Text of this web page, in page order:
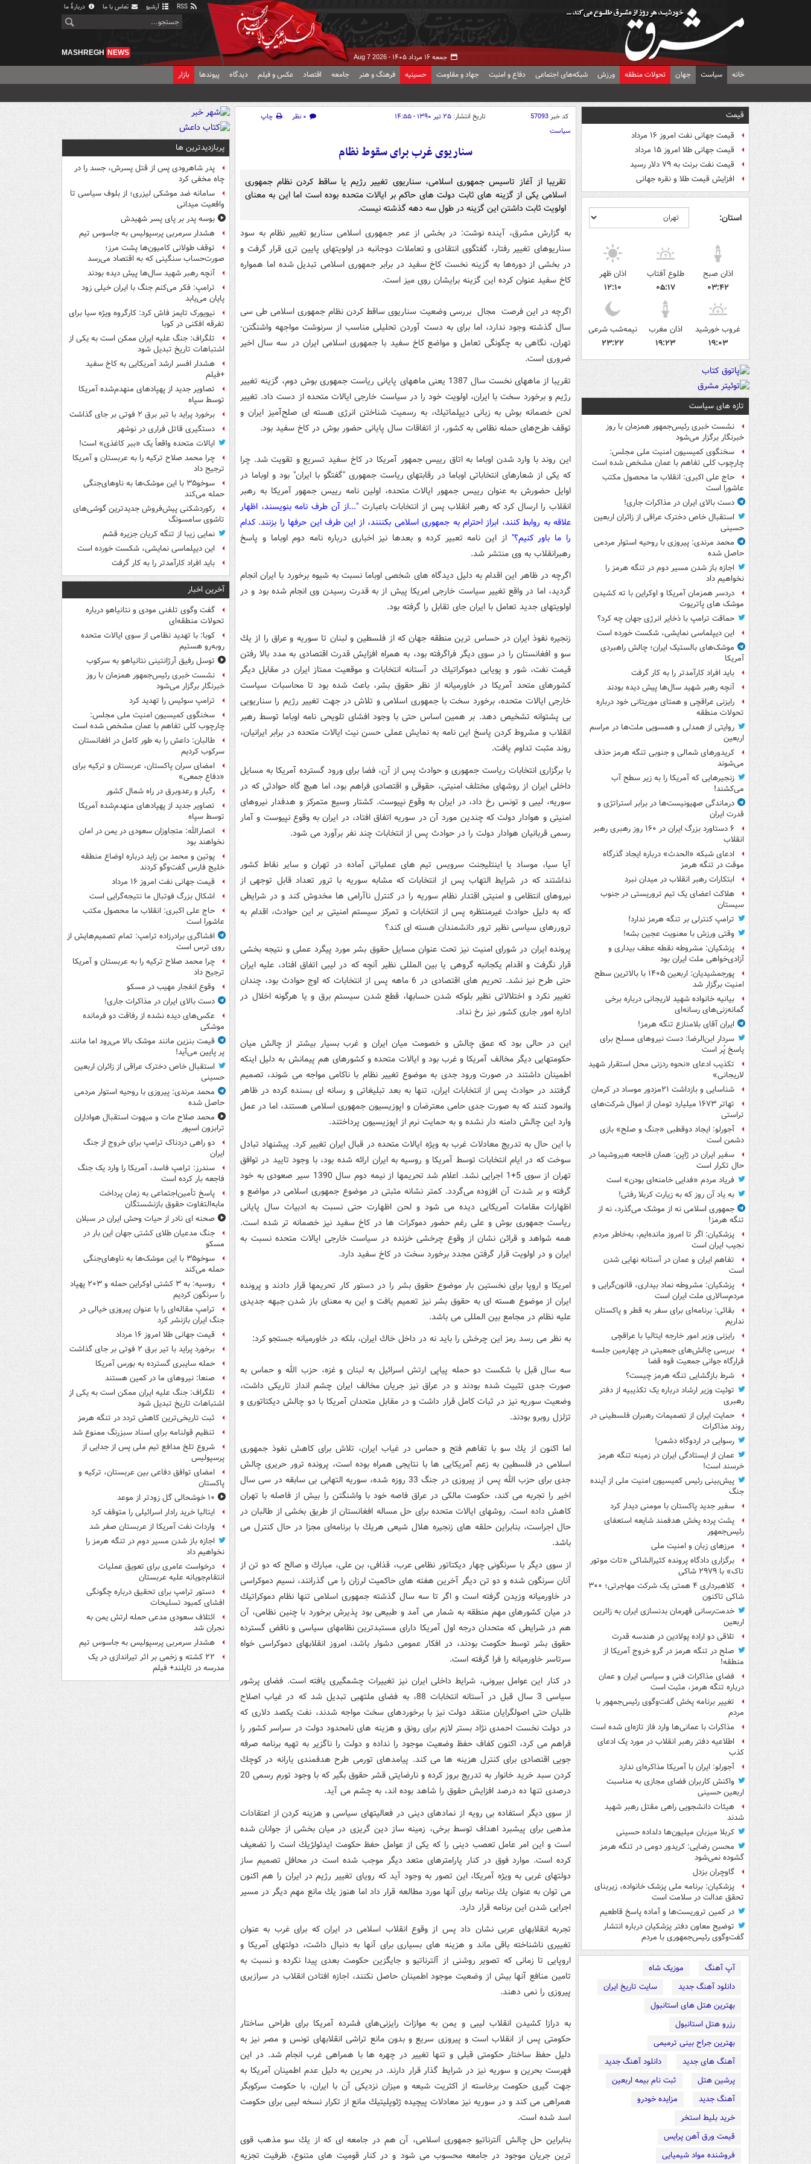
آرشیو تماس با ما دربارهٔ ما
جمعه ۱۶ مرداد ۱۴۰۵ - Aug 7 2026
MASHREGH NEWS
خانه سیاست جهان تحولات منطقه ورزش شبکه‌های اجتماعی دفاع و امنیت جهاد و مقاومت حسینیه فرهنگ و هنر جامعه اقتصاد عکس و فیلم دیدگاه پیوندها بازار
قیمت
قیمت جهانی نفت امروز ۱۶ مرداد
قیمت جهانی طلا امروز ۱۵ مرداد
قیمت نفت برنت به ۷۹ دلار رسید
افزایش قیمت طلا و نقره جهانی
استان:
اذان صبح
۰۳:۴۲
طلوع آفتاب
۰۵:۱۷
اذان ظهر
۱۲:۱۰
غروب خورشید
۱۹:۰۳
اذان مغرب
۱۹:۲۳
نیمه‌شب شرعی
۲۳:۲۲
تازه های سیاست
نشست خبری رئیس‌جمهور همزمان با روز
خبرنگار برگزار می‌شود
سخنگوی کمیسیون امنیت ملی مجلس:
چارچوب کلی تفاهم با عمان مشخص شده است
حاج علی اکبری: انقلاب ما محصول مکتب
عاشورا است
دست بالای ایران در مذاکرات جاری!
استقبال خاص دخترک عراقی از زائران اربعین
حسینی
محمد مرندی: پیروزی با روحیه استوار مردمی
حاصل شده
اجازه باز شدن مسیر دوم در تنگه هرمز را
نخواهیم داد
دردسر همزمان آمریکا و اوکراین با ته کشیدن
موشک های پاتریوت
حماقت ترامپ با ذخایر انرژی جهان چه کرد؟
این دیپلماسی نمایشی، شکست خورده است
موشک‌های بالستیک ایران؛ چالش راهبردی
آمریکا
باید افراد کارآمدتر را به کار گرفت
آنچه رهبر شهید سال‌ها پیش دیده بودند
رایزنی عراقچی و همتای موریتانی خود درباره
تحولات منطقه
روایتی از همدلی و همسویی ملت‌ها در مراسم
اربعین
کریدورهای شمالی و جنوبی تنگه هرمز حذف
می‌شوند
زنجیرهایی که آمریکا را به زیر سطح آب
می‌کشند!
درماندگی صهیونیست‌ها در برابر استراتژی و
قدرت ایران
۶ دستاورد بزرگ ایران در ۱۶۰ روز رهبری رهبر
انقلاب
ادعای شبکه «الحدث» درباره ایجاد گذرگاه
موقت در تنگه هرمز
ابتکارات رهبر انقلاب در میدان نبرد
هلاکت اعضای یک تیم تروریستی در جنوب
سیستان
ترامپ کنترلی بر تنگه هرمز ندارد!
وقتی ورزش با معنویت عجین بشه!
پزشکیان: مشروطه نقطه عطف بیداری و
آزادی‌خواهی ملت ایران بود
پورجمشیدیان: اربعین ۱۴۰۵ با بالاترین سطح
امنیت برگزار شد
بیانیه خانواده شهید لاریجانی درباره برخی
گمانه‌زنی‌های رسانه‌ای
ایران آقای بلامنازع تنگه هرمز!
سردار ابن‌الرضا: دست نیروهای مسلح برای
پاسخ پُر است
تکذیب ادعای «نحوه ردزنی محل استقرار شهید
لاریجانی»
شناسایی و بازداشت ۲۱مزدور موساد در کرمان
تهاتر ۱۶۷۳ میلیارد تومان از اموال شرکت‌های
تراستی
آجورلو: ایجاد دوقطبی «جنگ و صلح‌» بازی
دشمن است
سفیر ایران در ژاپن: همان فاجعه هیروشیما در
حال تکرار است
فریاد مردم «فدایی خامنه‌ای بودن» است
به یاد آن روز که به زیارت کربلا رفتی!
جمهوری اسلامی نه از موشک می‌گذرد، نه از
تنگه هرمز!
پزشکیان: اگر تا امروز مانده‌ایم، به‌خاطر مردم
نجیب ایران است
تفاهم ایران و عمان در آستانه نهایی شدن
است
پزشکیان: مشروطه نماد بیداری، قانون‌گرایی و
مردم‌سالاری ملت ایران است
بقائی: برنامه‌ای برای سفر به قطر و پاکستان
نداریم
رایزنی وزیر امور خارجه ایتالیا با عراقچی
بررسی چالش‌های جمعیتی در چهارمین جلسه
قرارگاه جوانی جمعیت قوه قضا
شرط بازگشایی تنگه هرمز چیست؟
توئیت وزیر ارشاد درباره یک تکذیبیه از دفتر
رهبری
حمایت ایران از تصمیمات رهبران فلسطینی در
روند مذاکرات
رسوایی در اردوگاه دشمن!
عمان از ایستادگی ایران در زمینه تنگه هرمز
خرسند است!
پیش‌بینی رئیس کمیسیون امنیت ملی از آینده
جنگ
سفیر جدید پاکستان با مومنی دیدار کرد
پشت پرده پخش هدفمند شایعه استعفای
رئیس‌جمهور
مرزهای زبان و امنیت ملی
برگزاری دادگاه پرونده کثیرالشاکی «تات موتور
تاک» با ۲۹۷۹ شاکی
کلاهبرداری ۴ همتی یک شرکت مهاجرتی؛ ۳۰۰
شاکی تاکنون
خدمت‌رسانی قهرمان بدنسازی ایران به زائرین
اربعین
تلاقی دو اراده پولادین در هندسه قدرت
صلح در تنگه هرمز در گرو خروج آمریکا از
منطقه!
فضای مذاکرات فنی و سیاسی ایران و عمان
درباره تنگه هرمز، مثبت است
تغییر برنامه پخش گفت‌وگوی رئیس‌جمهور با
مردم
مذاکرات با عمانی‌ها وارد فاز تازه‌ای شده است
اطلاعیه دفتر رهبر انقلاب در مورد یک ادعای
کذب
آجورلو: ایران با آمریکا مذاکره‌ای ندارد
واکنش کاربران فضای مجازی به مناسبت
اربعین حسینی
هیئات دانشجویی راهی مقتل رهبر شهید
شدند
کربلا میزبان میلیون‌ها دلداده حسینی
محسن رضایی: کریدور دومی در تنگه هرمز
گشوده نمی‌شود
گاوچران بزدل
پزشکیان: برنامه ملی پزشک خانواده، زیربنای
تحقق عدالت در سلامت است
در کمین تروریست‌ها و آماده پاسخ قاطعیم
توضیح معاون دفتر پزشکیان درباره انتشار
گفت‌وگوی رئیس‌جمهوری با مردم
آپ آهنگ
موزیک شاه
دانلود آهنگ جدید
سایت تاریخ ایران
بهترین هتل های استانبول
رزرو هتل استانبول
بهترین جراح بینی ترمیمی
آهنگ های جدید
دانلود آهنگ جدید
پرشین هتل
ثبت نام بیمه اربعین
آهنگ جدید
مزایده خودرو
خرید بلیط استخر
قیمت ورق آهن پرایس
فروشنده مواد شیمیایی
کد خبر57093 تاریخ انتشار: ۲۵ تیر ۱۳۹۰ - ۱۴:۵۵ ۰ نظر
چاپ
سیاست
سناریوی غرب برای سقوط نظام
تقریبا از آغاز تاسیس جمهوری اسلامی، سناریوی تغییر رژیم یا ساقط كردن نظام جمهوری
اسلامی یكی از گزینه های ثابت دولت های حاكم بر ایالات متحده بوده است اما این به معنای
اولویت ثابت داشتن این گزینه در طول سه دهه گذشته نیست.
به گزارش مشرق، آینده نوشت: در بخشی از عمر جمهوری اسلامی سناریو تغییر نظام به سود
سناریوهای تغییر رفتار، گفتگوی انتقادی و تعاملات دوجانبه در اولویتهای پایین تری قرار گرفت و
در بخشی از دوره‌ها به گزینه نخست كاخ سفید در برابر جمهوری اسلامی تبدیل شده اما همواره
كاخ سفید عنوان كرده این گزینه برایشان روی میز است.
اگرچه در این فرصت مجال بررسی وضعیت سناریوی ساقط كردن نظام جمهوری اسلامی طی سی
سال گذشته وجود ندارد، اما برای به دست آوردن تحلیلی مناسب از سرنوشت مواجهه واشنگتن-
تهران، نگاهی به چگونگی تعامل و مواضع كاخ سفید با جمهوری اسلامی ایران در سه سال اخیر
ضروری است.
تقریبا از ماههای نخست سال 1387 یعنی ماههای پایانی ریاست جمهوری بوش دوم، گزینه تغییر
رژیم و برخورد سخت با ایران، اولویت خود را در سیاست خارجی ایالات متحده از دست داد. تغییر
لحن خصمانه بوش به زبانی دیپلماتیك، به رسمیت شناختن انرژی هسته ای صلح‌آمیز ایران و
توقف طرح‌های حمله نظامی به كشور، از اتفاقات سال پایانی حضور بوش در كاخ سفید بود.
این روند با وارد شدن اوباما به اتاق رییس جمهور آمریكا در كاخ سفید تسریع و تقویت شد. چرا
كه یكی از شعارهای انتخاباتی اوباما در رقابتهای ریاست جمهوری "گفتگو با ایران" بود و اوباما در
اوایل حضورش به عنوان رییس جمهور ایالات متحده، اولین نامه رییس جمهور آمریكا به رهبر
انقلاب را ارسال كرد كه رهبر انقلاب پس از انتخابات باعبارت "...از آن طرف نامه بنویسند، اظهار
علاقه‌ به روابط كنند، ابراز احترام به جمهورى اسلامى بكننند، از این طرف این حرفها را بزنند. كدام
را ما باور كنیم؟" از این نامه تعبیر كرده و بعدها نیز اخباری درباره نامه دوم اوباما و پاسخ
رهبرانقلاب به وی منتشر شد.
اگرچه در ظاهر این اقدام به دلیل دیدگاه های شخصی اوباما نسبت به شیوه برخورد با ایران انجام
گردید، اما در واقع تغییر سیاست خارجی امریكا پیش از به قدرت رسیدن وی انجام شده بود و در
اولویتهای جدید تعامل با ایران جای تقابل را گرفته بود.
زنجیره نفوذ ایران در حساس ترین منطقه جهان كه از فلسطین و لبنان تا سوریه و عراق را از یك
سو و افغانستان را در سوی دیگر فراگرفته بود، به همراه افزایش قدرت اقتصادی به مدد بالا رفتن
قیمت نفت، شور و پویایی دموكراتیك در آستانه انتخابات و موقعیت ممتاز ایران در مقابل دیگر
كشورهای متحد آمریكا در خاورمیانه از نظر حقوق بشر، باعث شده بود تا محاسبات سیاست
خارجی ایالات متحده، برخورد سخت با جمهوری اسلامی و تلاش در جهت تغییر رژیم را سناریویی
بی پشتوانه تشخیص دهد. بر همین اساس حتی با وجود افشای تلویحی نامه اوباما توسط رهبر
انقلاب و مشروط كردن پاسخ این نامه به نمایش عملی حسن نیت ایالات متحده در برابر ایرانیان،
روند مثبت تداوم یافت.
با برگزاری انتخابات ریاست جمهوری و حوادث پس از آن، فضا برای ورود گسترده آمریكا به مسایل
داخلی ایران از روشهای مختلف امنیتی، حقوقی و اقتصادی فراهم بود، اما هیچ گاه حوادثی كه در
سوریه، لیبی و تونس رخ داد، در ایران به وقوع نپیوست. كشتار وسیع متمركز و هدفدار نیروهای
امنیتی و هوادار دولت كه چندین مورد آن در سوریه اتفاق افتاد، در ایران به وقوع نپیوست و آمار
رسمی قربانیان هوادار دولت را در حوادث پس از انتخابات چند نفر برآورد می شود.
آیا سیا، موساد یا اینتلیجنت سرویس تیم های عملیاتی آماده در تهران و سایر نقاط كشور
نداشتند كه در شرایط التهاب پس از انتخابات كه مشابه سوریه با ترور تعداد قابل توجهی از
نیروهای انتظامی و امنیتی اقتدار نظام سوریه را در كنترل ناآرامی ها مخدوش كند و در شرایطی
كه به دلیل حوادث غیرمنتظره پس از انتخابات و تمركز سیستم امنیتی بر این حوادث، اقدام به
تروررهای سیاسی نظیر ترور دانشمندان هسته ای كند؟
پرونده ایران در شورای امنیت نیز تحت عنوان مسایل حقوق بشر مورد پیگرد عملی و نتیجه بخشی
قرار نگرفت و اقدام یكجانبه گروهی یا بین المللی نظیر آنچه كه در لیبی اتفاق افتاد، علیه ایران
حتی طرح نیز نشد. تحریم های اقتصادی در 6 ماهه پس از انتخابات كه اوج حوادث بود، چندان
تغییر نكرد و اختلالاتی نظیر بلوكه شدن حسابها، قطع شدن سیستم برق و یا هرگونه اخلال در
اداره امور جاری كشور نیز رخ نداد.
این در حالی بود كه عمق چالش و خصومت میان ایران و غرب بسیار بیشتر از چالش میان
حكومتهایی دیگر مخالف آمریكا و غرب بود و ایالات متحده و كشورهای هم پیمانش به دلیل اینكه
اطمینان داشتند در صورت ورود جدی به موضوع تغییر نظام با ناكامی مواجه می شوند، تصمیم
گرفتند در حوادث پس از انتخابات ایران، تنها به بعد تبلیغاتی و رسانه ای بسنده كرده در ظاهر
وانمود كنند كه به صورت جدی حامی معترضان و اپوزیسیون جمهوری اسلامی هستند، اما در عمل
وارد این چالش دامنه دار نشده و به حمایت نرم از اپوزیسیون پرداختند.
با این حال به تدریج معادلات غرب به ویژه ایالات متحده در قبال ایران تغییر كرد. پیشنهاد تبادل
سوخت كه در ایام انتخابات توسط آمریكا و روسیه به ایران ارائه شده بود، با وجود تایید در توافق
تهران از سوی 5+1 اجرایی نشد. اعلام شد تحریمها از نیمه دوم سال 1390 سیر صعودی به خود
گرفته و بر شدت آن افزوده می‌گردد. كمتر نشانه مثبتی در موضوع جمهوری اسلامی در مواضع و
اظهارات مقامات آمریكایی دیده می شود و لحن اظهارت حتی نسبت به ادبیات سال پایانی
ریاست جمهوری بوش و علی رغم حضور دموكرات ها در كاخ سفید نیز خصمانه تر شده است.
همه شواهد و قرائن نشان از وقوع چرخشی خزنده در سیاست خارجی ایالات متحده نسبت به
ایران و در اولویت قرار گرفتن مجدد برخورد سخت در كاخ سفید دارد.
امریكا و اروپا برای نخستین بار موضوع حقوق بشر را در دستور كار تحریمها قرار دادند و پرونده
ایران از موضوع هسته ای به حقوق بشر نیز تعمیم یافت و این به معنای باز شدن جبهه جدیدی
علیه نظام در مجامع بین المللی می باشد.
به نظر می رسد رمز این چرخش را باید نه در داخل خاك ایران، بلكه در خاورمیانه جستجو كرد:
سه سال قبل با شكست دو حمله پیاپی ارتش اسرائیل به لبنان و غزه، حزب الله و حماس به
صورت جدی تثبیت شده بودند و در عراق نیز جریان مخالف ایران چشم انداز تاریكی داشت،
وضعیت سوریه نیز در ثبات كامل قرار داشت و در مقابل متحدان آمریكا با دو چالش دیكتاتوری و
تزلزل روبرو بودند.
اما اكنون از یك سو با تفاهم فتح و حماس در غیاب ایران، تلاش برای كاهش نفوذ جمهوری
اسلامی در فلسطین به زعم آمریكایی ها با نتایجی همراه بوده است، پرونده ترور حریری چالش
جدی برای حزب الله پس از پیروزی در جنگ 33 روزه شده، سوریه التهابی بی سابقه در سی سال
اخیر را تجربه می كند، حكومت مالكی در عراق فاصه خود با واشنگتن را بیش از فاصله با تهران
كاهش داده است. روشهای ایالات متحده برای حل مساله افغانستان از طریق بخشی از طالبان در
حال اجراست، بنابراین حلقه های زنجیره هلال شیعی هریك با برنامه‌ای مجزا در حال كنترل می
باشد.
از سوی دیگر با سرنگونی چهار دیكتاتور نظامی عرب، قذافی، بن علی، مبارك و صالح كه دو تن از
آنان سرنگون شده و دو تن دیگر آخرین هفته های حاكمیت لرزان را می گذرانند، نسیم دموكراسی
در خاورمیانه وزیدن گرفته است و اگر تا سه سال گذشته جمهوری اسلامی تنها نظام دموكراتیك
در میان كشورهای مهم منطقه به شمار می آمد و طبیعی بود پذیرش برخورد با چنین نظامی، آن
هم در شرایطی كه متحدان درجه اول آمریكا دارای مستبدترین نظامهای سیاسی و ناقض گسترده
حقوق بشر توسط حكومت بودند، در افكار عمومی دشوار باشد، امروز انقلابهای دموكراسی خواه
سرتاسر خاورمیانه را فرا گرفته است.
در كنار این عوامل بیرونی، شرایط داخلی ایران نیز تغییرات چشمگیری یافته است. فضای پرشور
سیاسی 3 سال قبل در آستانه انتخابات 88، به فضای ملتهبی تبدیل شد كه در غیاب اصلاح
طلبان حتی اصولگرایان منتقد دولت نیز با برخوردهای سخت مواجه شدند، نفت یكصد دلاری كه
در دولت نخست احمدی نژاد بستر لازم برای رونق و هزینه های نامحدود دولت در سراسر كشور را
فراهم می كرد، اكنون كفاف حفظ وضعیت موجود را نداده و دولت را ناگزیر به تهیه برنامه صرفه
جویی اقتصادی برای كنترل هزینه ها می كند. پیامدهای تورمی طرح هدفمندی یارانه در كوچك
كردن سبد خرید خانوار به تدریج بروز كرده و نارضایتی قشر حقوق بگیر كه با وجود تورم رسمی 20
درصدی تنها ده درصد افزایش حقوق را شاهد بوده اند، به چشم می آید.
از سوی دیگر استفاده بی رویه از نمادهای دینی در فعالیتهای سیاسی و هزینه كردن از اعتقادات
مذهبی برای پیشبرد اهداف توسط برخی، زمینه ساز دین گریزی در میان بخشی از جوانان شده
است و این امر عامل تعصب دینی را كه یكی از عوامل حفظ حكومت ایدئولژیك است را تضعیف
كرده است. موارد فوق در كنار پارامترهای متعد دیگر موجب شده است در محافل تصمیم ساز
دولتهای غربی به ویژه آمریكا، این تصور به وجود آید كه رویای تغییر رژیم در ایران را هم اكنون
می توان به عنوان یك برنامه برای آنها مورد مطالعه قرار داد اما هنوز یك مانع مهم دیگر در مسیر
اجرایی شدن این برنامه قرار دارد.
تجربه انقلابهای عربی نشان داد پس از وقوع انقلاب اسلامی در ایران كه برای غرب به عنوان
تغییری ناشناخته باقی ماند و هزینه های بسیاری برای آنها به دنبال داشت، دولتهای آمریكا و
اروپایی تا زمانی كه تصویر روشنی از آلترناتیو و جایگزین حكومت بعدی پیدا نكرده‌ و نسبت به
تامین منافع آنها بیش از وضعیت موجود اطمینان حاصل نكنند، اجازه افتادن انقلاب در سرازیری
پیروزی را نمی دهند.
به درازا كشیدن انقلاب لیبی و یمن به موازات رایزنی‌های فشرده آمریكا برای طراحی ساختار
حكومتی پس از انقلاب است و پیروزی سریع و بدون مانع تراشی انقلابهای تونس و مصر نیز به
دلیل حفظ ساختار حكومتی قبلی و تنها تغییر در چهره ها با همراهی غرب انجام شد. در این
فهرست بحرین و سوریه نیز در شرایط گذار قرار دارند. در بحرین به دلیل عدم اطمینان آمریكا به
جهت گیری حكومت برخاسته از اكثریت شیعه و میزان نزدیكی آن با ایران، با حكومت سركوبگر
همراهی می كند و در سوریه نیز معادلات پیچیده ژئوپلیتیك مانع از تكرار نسخه لیبی برای حكومت
اسد شده است.
بنابراین حل چالش آلترناتیو جمهوری اسلامی، آن هم در جامعه ای كه از یك سو مذهب قوی
ترین جریان موجود در جامعه محسوب می شود و در كنار قومیت های متنوع، ظرفیت تجزیه
پربازدیدترین ها
پدر شاهرودی پس از قتل پسرش، جسد را در
چاه مخفی کرد
سامانه ضد موشکی لیزری؛ از بلوف سیاسی تا
واقعیت میدانی
بوسه‌ پدر بر پای پسر شهیدش
هشدار سرمربی پرسپولیس به جاسوس تیم
توقف طولانی کامیون‌ها پشت مرز؛
صورت‌حساب سنگینی که به اقتصاد می‌رسد
آنچه رهبر شهید سال‌ها پیش دیده بودند
ترامپ: فکر می‌کنم جنگ با ایران خیلی زود
پایان می‌یابد
نیویورک تایمز فاش کرد: کارگروه ویژه سیا برای
تفرقه افکنی در کوبا
تلگراف: جنگ علیه ایران ممکن است به یکی از
اشتباهات تاریخ تبدیل شود
هشدار افسر ارشد آمریکایی به کاخ سفید
+فیلم
تصاویر جدید از پهپادهای منهدم‌شده آمریکا
توسط سپاه
برخورد پراید با تیر برق ۲ فوتی بر جای گذاشت
دستگیری قاتل فراری در نوشهر
ایالات متحده واقعاً یک «ببر کاغذی» است!
چرا محمد صلاح ترکیه را به عربستان و آمریکا
ترجیح داد
سوخو۳۵ با این موشک‌ها به ناوهای‌جنگی
حمله می‌کند
رکوردشکنی پیش‌فروش جدیدترین گوشی‌های
تاشوی سامسونگ
نمایی زیبا از تنگه کریان جزیره قشم
این دیپلماسی نمایشی، شکست خورده است
باید افراد کارآمدتر را به کار گرفت
آخرین اخبار
گفت وگوی تلفنی مودی و نتانیاهو درباره
تحولات منطقه‌ای
کوبا: با تهدید نظامی از سوی ایالات متحده
روبه‌رو هستیم
توسل رفیق آرژانتینی نتانیاهو به سرکوب
نشست خبری رئیس‌جمهور همزمان با روز
خبرنگار برگزار می‌شود
ترامپ سوئیس را تهدید کرد
سخنگوی کمیسیون امنیت ملی مجلس:
چارچوب کلی تفاهم با عمان مشخص شده است
طالبان: داعش را به طور کامل در افغانستان
سرکوب کردیم
امضای سران پاکستان، عربستان و ترکیه برای
«دفاع جمعی»
رگبار و رعدوبرق در راه شمال کشور
تصاویر جدید از پهپادهای منهدم‌شده آمریکا
توسط سپاه
انصارالله: متجاوزان سعودی در یمن در امان
نخواهند بود
پوتین و محمد بن زاید درباره اوضاع منطقه
خلیج فارس گفت‌وگو کردند
قیمت جهانی نفت امروز ۱۶ مرداد
اشکال بزرگ فوتبال ما نتیجه‌گرایی است
حاج علی اکبری: انقلاب ما محصول مکتب
عاشورا است
افشاگری برادرزاده ترامپ: تمام تصمیم‌هایش از
روی ترس است
چرا محمد صلاح ترکیه را به عربستان و آمریکا
ترجیح داد
وقوع انفجار مهیب در مسکو
دست بالای ایران در مذاکرات جاری!
عکس‌های دیده نشده از رفاقت دو فرمانده‌
موشکی
قیمت بنزین مانند موشک بالا می‌رود اما مانند
پر پایین می‌آید!
استقبال خاص دخترک عراقی از زائران اربعین
حسینی
محمد مرندی: پیروزی با روحیه استوار مردمی
حاصل شده
محمد صلاح مات و مبهوت استقبال هواداران
ترابزون اسپور
دو راهی دردناک ترامپ برای خروج از جنگ
ایران
سندرز: ترامپ فاسد، آمریکا را وارد یک جنگ
فاجعه بار کرده است
پاسخ تأمین‌اجتماعی به زمان پرداخت
مابه‌التفاوت حقوق بازنشستگان
صحنه ای نادر از حیات وحش ایران در سبلان
جنگ مدعیان طلای کشتی جهان این بار در
مسکو
سوخو۳۵ با این موشک‌ها به ناوهای‌جنگی
حمله می‌کند
روسیه: به ۳ کشتی اوکراین حمله و ۲۰۳ پهپاد
را سرنگون کردیم
ترامپ مقاله‌ای را با عنوان پیروزی خیالی در
جنگ ایران بازنشر کرد
قیمت جهانی طلا امروز ۱۶ مرداد
برخورد پراید با تیر برق ۲ فوتی بر جای گذاشت
حمله سایبری گسترده به بورس آمریکا
صنعا: نیروهای ما در کمین‌ هستند
تلگراف: جنگ علیه ایران ممکن است به یکی از
اشتباهات تاریخ تبدیل شود
ثبت تاریخی‌ترین کاهش تردد در تنگه هرمز
تنظیم قولنامه برای اسناد سبزرنگ ممنوع شد
شروع تلخ مدافع تیم ملی پس از جدایی از
پرسپولیس
امضای توافق دفاعی بین عربستان، ترکیه و
پاکستان
۱۰ خوشحالی گل زودتر از موعد
ایتالیا خرید رادار اسرائیلی را متوقف کرد
واردات نفت آمریکا از عربستان صفر شد
اجازه باز شدن مسیر دوم در تنگه هرمز را
نخواهیم داد
درخواست عامری برای تعویق عملیات
انتقام‌جویانه علیه عربستان
دستور ترامپ برای تحقیق درباره چگونگی
افشای کمبود تسلیحات
ائتلاف سعودی مدعی حمله ارتش یمن به
نجران شد
هشدار سرمربی پرسپولیس به جاسوس تیم
۲۲ کشته و زخمی بر اثر تیراندازی در یک
مدرسه در تایلند+ فیلم